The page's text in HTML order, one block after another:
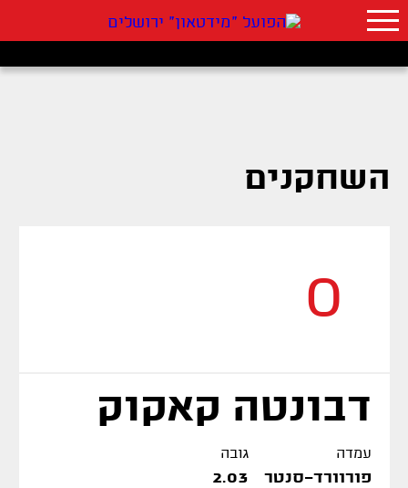
השחקנים
0
דבונטה קאקוק
עמדה
פורוורד-סנטר
גובה
2.03